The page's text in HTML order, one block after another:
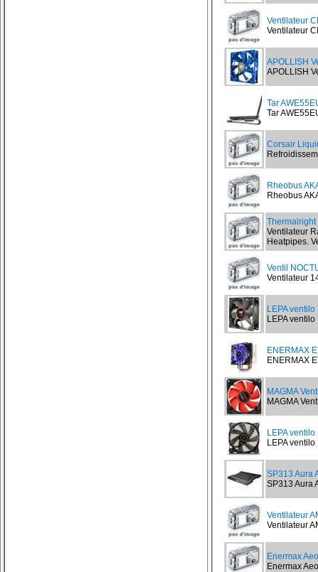
Ventilateur
Ventilateur
APOLLISH
APOLLISH
Tar
Tar
Corsair
Rheobus
Rheobus
Ventilateur
Heatpipes.
Ventil
Ventilateur
LEPA
LEPA
ENERMAX
ENERMAX
MAGMA
MAGMA
LEPA
LEPA
SP313 Aura
SP313 Aura
Ventilateur
Ventilateur
Enermax
Enermax